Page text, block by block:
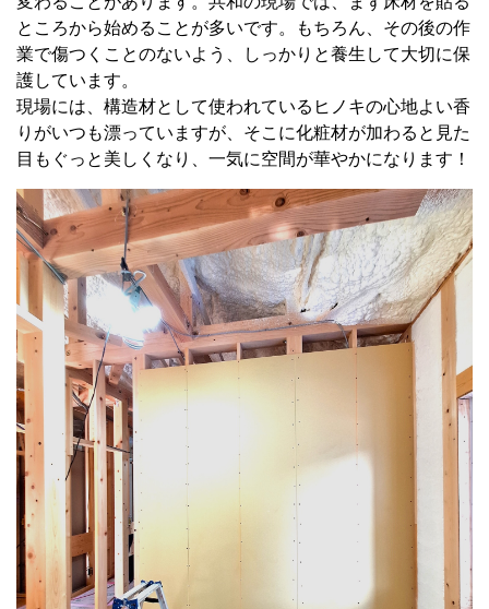
ところから始めることが多いです。もちろん、その後の作
業で傷つくことのないよう、しっかりと養生して大切に保
護しています。
現場には、構造材として使われているヒノキの心地よい香
りがいつも漂っていますが、そこに化粧材が加わると見た
目もぐっと美しくなり、一気に空間が華やかになります！